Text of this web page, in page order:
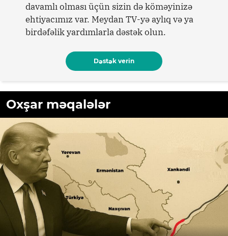
davamlı olması üçün sizin də köməyinizə
ehtiyacımız var. Meydan TV-yə aylıq və ya
birdəfəlik yardımlarla dəstək olun.
Dəstək verin
Oxşar məqalələr